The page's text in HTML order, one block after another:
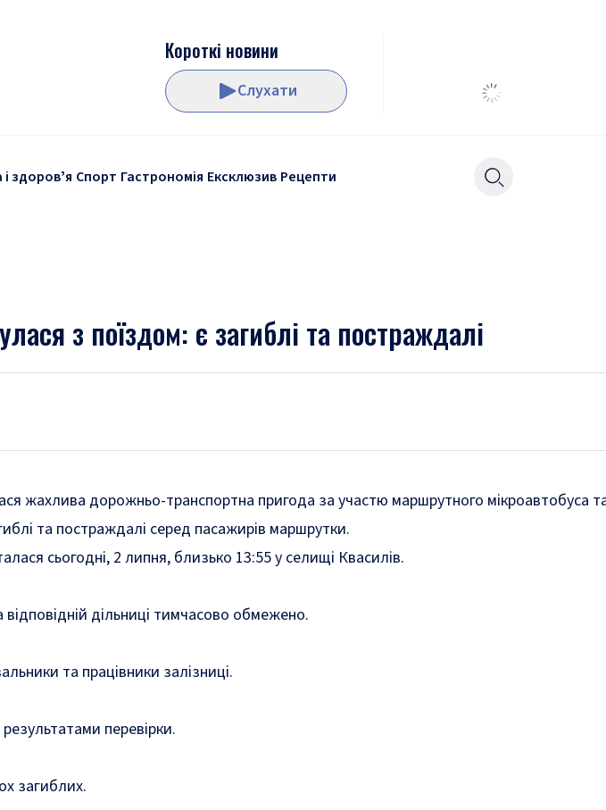
Короткі новини
Слухати
здоровʼя Спорт Гастрономія Ексклюзив Рецепти
з поїздом: є загиблі та постраждалі
жахлива дорожньо-транспортна пригода за участю маршрутного мікроавтобуса
та постраждалі серед пасажирів маршрутки.
сьогодні, 2 липня, близько 13:55 у селищі Квасилів.
дільниці тимчасово обмежено.
та працівники залізниці.
перевірки.
загиблих.